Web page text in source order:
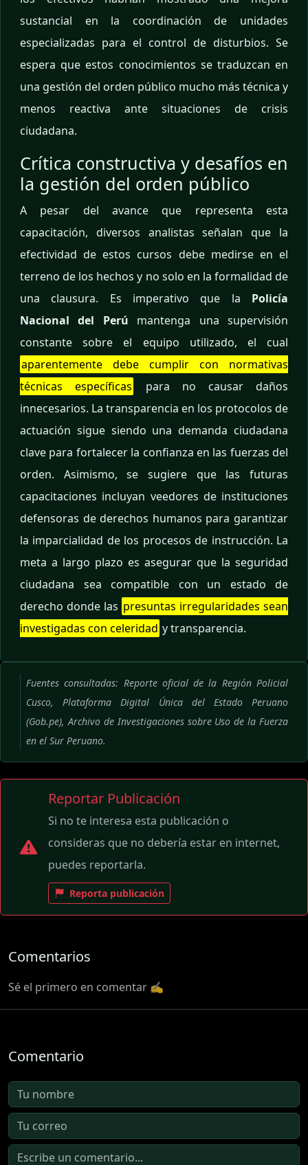
sustancial en la coordinación de unidades
especializadas para el control de disturbios. Se
espera que estos conocimientos se traduzcan en
una gestión del orden público mucho más técnica y
menos reactiva ante situaciones de crisis
ciudadana.
Crítica constructiva y desafíos en
la gestión del orden público
A pesar del avance que representa esta
capacitación, diversos analistas señalan que la
efectividad de estos cursos debe medirse en el
terreno de los hechos y no solo en la formalidad de
una clausura. Es imperativo que la Policía
Nacional del Perú mantenga una supervisión
constante sobre el equipo utilizado, el cual
aparentemente debe cumplir con normativas
técnicas específicas
para no causar daños
innecesarios. La transparencia en los protocolos de
actuación sigue siendo una demanda ciudadana
clave para fortalecer la confianza en las fuerzas del
orden. Asimismo, se sugiere que las futuras
capacitaciones incluyan veedores de instituciones
defensoras de derechos humanos para garantizar
la imparcialidad de los procesos de instrucción. La
meta a largo plazo es asegurar que la seguridad
ciudadana sea compatible con un estado de
derecho donde las presuntas irregularidades sean
investigadas con celeridad y transparencia.
Fuentes consultadas: Reporte oficial de la Región Policial
Cusco, Plataforma Digital Única del Estado Peruano
(Gob.pe), Archivo de Investigaciones sobre Uso de la Fuerza
en el Sur Peruano.
Reportar Publicación
Si no te interesa esta publicación o
consideras que no debería estar en internet,
puedes reportarla.
Reporta publicación
Comentarios
Sé el primero en comentar ✍️
Comentario